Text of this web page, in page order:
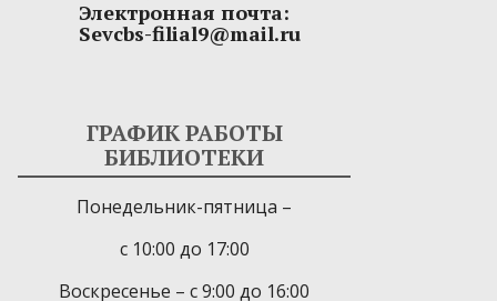
Электронная почта:
Sevcbs-filial9@mail.ru
ГРАФИК РАБОТЫ
БИБЛИОТЕКИ
Понедельник-пятница –
с 10:00 до 17:00
Воскресенье – с 9:00 до 16:00